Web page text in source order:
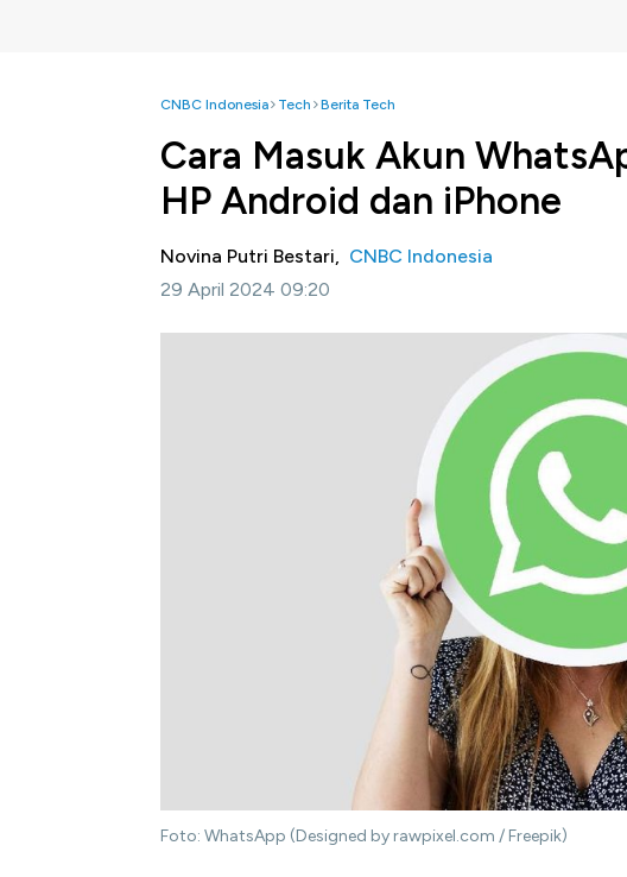
CNBC Indonesia Tech Berita Tech
Cara Masuk Akun
HP Android dan iPhone
Novina Putri Bestari, CNBC Indonesia
29 April 2024 09:20
Foto: WhatsApp (Designed by rawpixel.com / Freepik)